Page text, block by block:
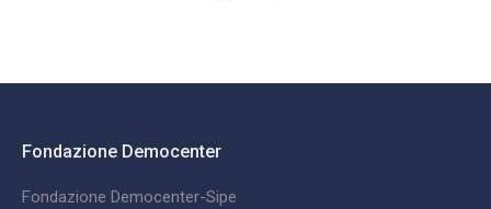
Fondazione Democenter
Fondazione Democenter-Sipe